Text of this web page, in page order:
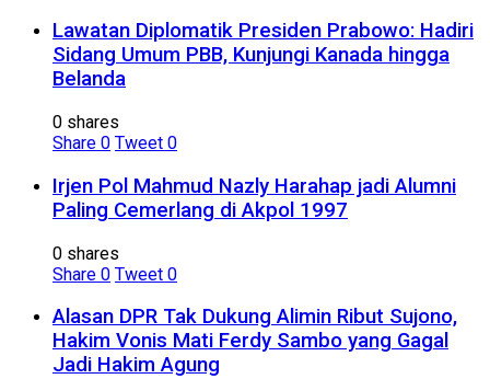
Lawatan Diplomatik Presiden Prabowo: Hadiri
Sidang Umum PBB, Kunjungi Kanada hingga
Belanda
0 shares
Share 0 Tweet 0
Irjen Pol Mahmud Nazly Harahap jadi Alumni
Paling Cemerlang di Akpol 1997
0 shares
Share 0 Tweet 0
Alasan DPR Tak Dukung Alimin Ribut Sujono,
Hakim Vonis Mati Ferdy Sambo yang Gagal
Jadi Hakim Agung